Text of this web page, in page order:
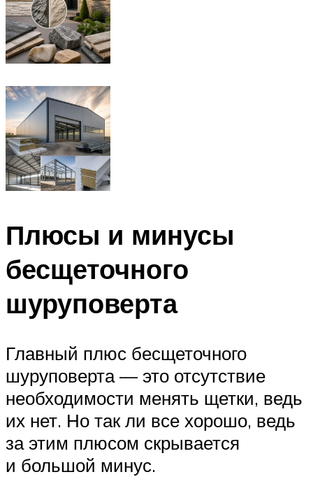
Плюсы и минусы
бесщеточного
шуруповерта
Главный плюс бесщеточного
шуруповерта — это отсутствие
необходимости менять щетки, ведь
их нет. Но так ли все хорошо, ведь
за этим плюсом скрывается
и большой минус.